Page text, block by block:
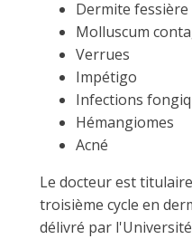
Dermite
Molluscum
Verrues
Impétigo
Infections
Hémangiomes
Acné
Le docteur est
troisième cycle en
délivré par